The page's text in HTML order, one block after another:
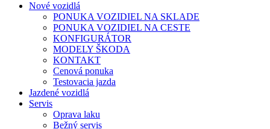
Nové vozidlá
PONUKA VOZIDIEL NA SKLADE
PONUKA VOZIDIEL NA CESTE
KONFIGURÁTOR
MODELY ŠKODA
KONTAKT
Cenová ponuka
Testovacia jazda
Jazdené vozidlá
Servis
Oprava laku
Bežný servis